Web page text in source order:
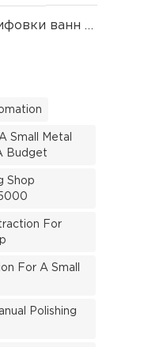
ванн на заказ
Small Metal
Budget
Shop
For
For A Small
Polishing